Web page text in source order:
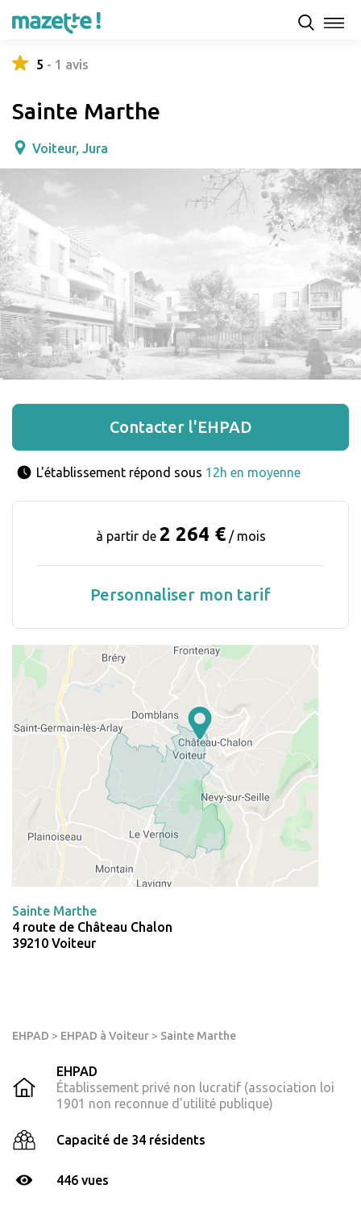
5 - 1 avis
Sainte Marthe
Voiteur, Jura
EHPAD > EHPAD à Voiteur > Sainte Marthe
EHPAD
Établissement privé non lucratif (association loi
1901 non reconnue d'utilité publique)
Capacité de 34 résidents
446 vues
Contacter l'EHPAD
L'établissement répond sous 12h en moyenne
à partir de 2 264 €/ mois
Personnaliser mon tarif
Sainte Marthe
4 route de Château Chalon
39210 Voiteur